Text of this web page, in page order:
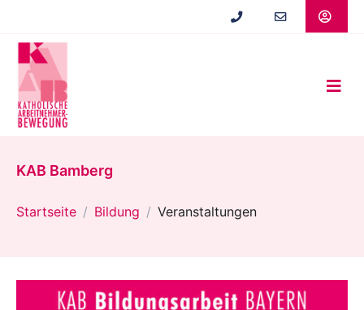
springen
KAB Bamberg
Startseite Bildung Veranstaltungen